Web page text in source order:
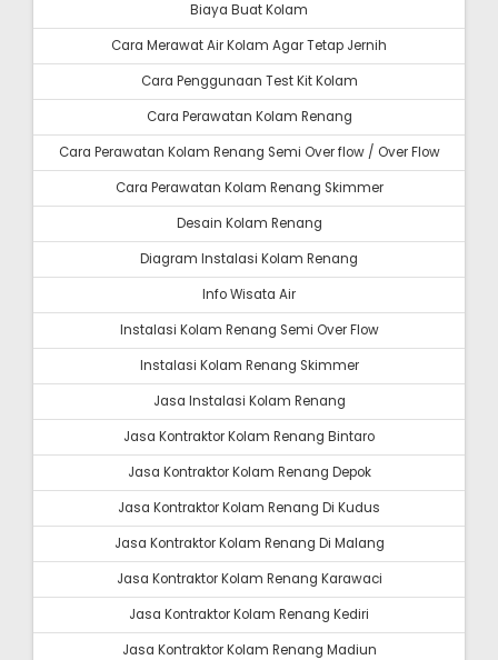
Biaya Buat Kolam
Cara Merawat Air Kolam Agar Tetap Jernih
Cara Penggunaan Test Kit Kolam
Cara Perawatan Kolam Renang
Cara Perawatan Kolam Renang Semi Over flow / Over Flow
Cara Perawatan Kolam Renang Skimmer
Desain Kolam Renang
Diagram Instalasi Kolam Renang
Info Wisata Air
Instalasi Kolam Renang Semi Over Flow
Instalasi Kolam Renang Skimmer
Jasa Instalasi Kolam Renang
Jasa Kontraktor Kolam Renang Bintaro
Jasa Kontraktor Kolam Renang Depok
Jasa Kontraktor Kolam Renang Di Kudus
Jasa Kontraktor Kolam Renang Di Malang
Jasa Kontraktor Kolam Renang Karawaci
Jasa Kontraktor Kolam Renang Kediri
Jasa Kontraktor Kolam Renang Madiun